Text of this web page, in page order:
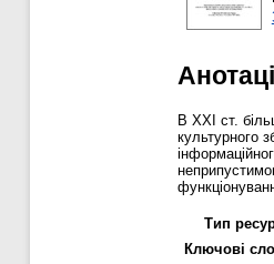
В ХХІ ст.
культурного
Тип
Ключові